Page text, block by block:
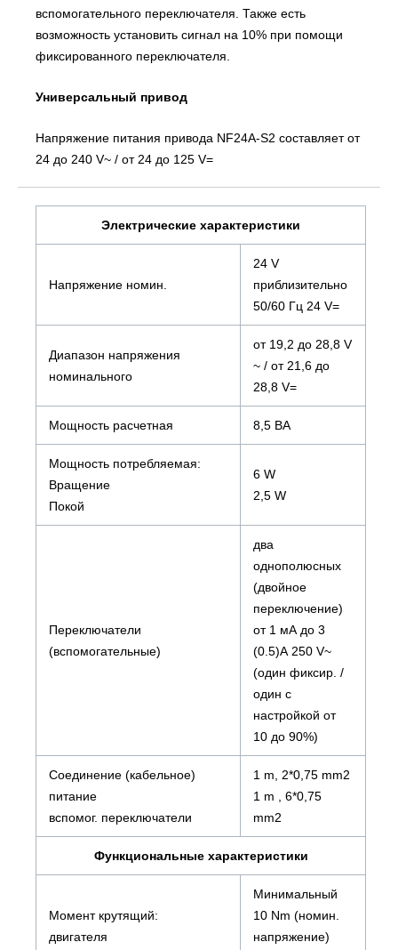
вспомогательного переключателя. Также есть
возможность установить сигнал на 10% при помощи
фиксированного переключателя.
Универсальный привод
Напряжение питания привода NF24A-S2 составляет от
24 до 240 V~ / от 24 до 125 V=
Электрические характеристики
Напряжение номин.
24 V
приблизительно
50/60 Гц 24 V=
Диапазон напряжения
номинального
от 19,2 до 28,8 V
~ / от 21,6 до
28,8 V=
Мощность расчетная 8,5 ВА
Мощность потребляемая:
Вращение
Покой
6 W
2,5 W
Переключатели
(вспомогательные)
два
однополюсных
(двойное
переключение)
от 1 мА до 3
(0.5)А 250 V~
(один фиксир. /
один с
настройкой от
10 до 90%)
Соединение (кабельное)
питание
вспомог. переключатели
1 m, 2*0,75 mm2
1 m , 6*0,75
mm2
Функциональные характеристики
Момент крутящий:
двигателя
Минимальный
10 Nm (номин.
напряжение)